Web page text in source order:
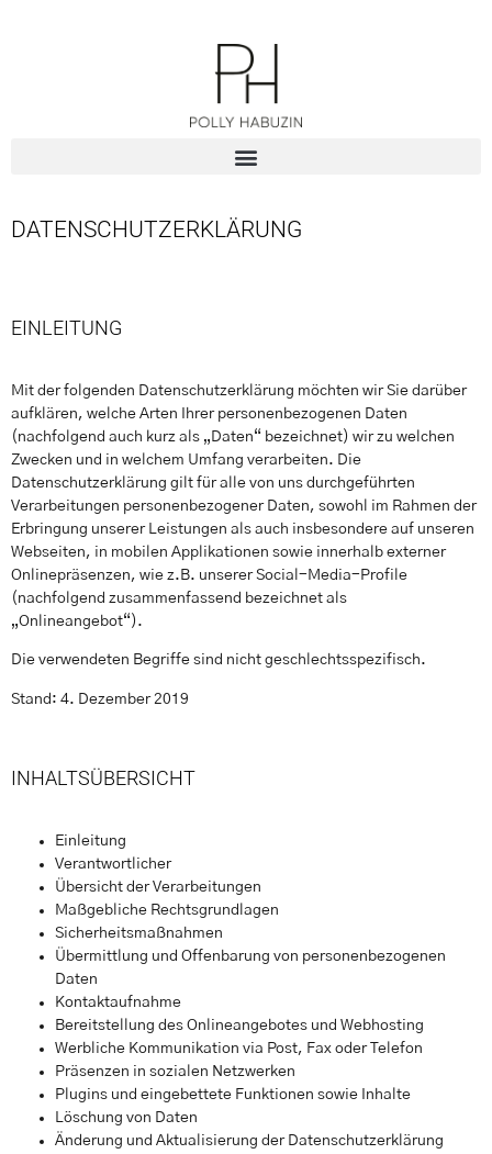
DATENSCHUTZERKLÄRUNG
EINLEITUNG
Mit der folgenden Datenschutzerklärung möchten wir Sie darüber
aufklären, welche Arten Ihrer personenbezogenen Daten
(nachfolgend auch kurz als „Daten“ bezeichnet) wir zu welchen
Zwecken und in welchem Umfang verarbeiten. Die
Datenschutzerklärung gilt für alle von uns durchgeführten
Verarbeitungen personenbezogener Daten, sowohl im Rahmen der
Erbringung unserer Leistungen als auch insbesondere auf unseren
Webseiten, in mobilen Applikationen sowie innerhalb externer
Onlinepräsenzen, wie z.B. unserer Social-Media-Profile
(nachfolgend zusammenfassend bezeichnet als
„Onlineangebot“).
Die verwendeten Begriffe sind nicht geschlechtsspezifisch.
Stand: 4. Dezember 2019
INHALTSÜBERSICHT
Einleitung
Verantwortlicher
Übersicht der Verarbeitungen
Maßgebliche Rechtsgrundlagen
Sicherheitsmaßnahmen
Übermittlung und Offenbarung von personenbezogenen
Daten
Kontaktaufnahme
Bereitstellung des Onlineangebotes und Webhosting
Werbliche Kommunikation via Post, Fax oder Telefon
Präsenzen in sozialen Netzwerken
Plugins und eingebettete Funktionen sowie Inhalte
Löschung von Daten
Änderung und Aktualisierung der Datenschutzerklärung